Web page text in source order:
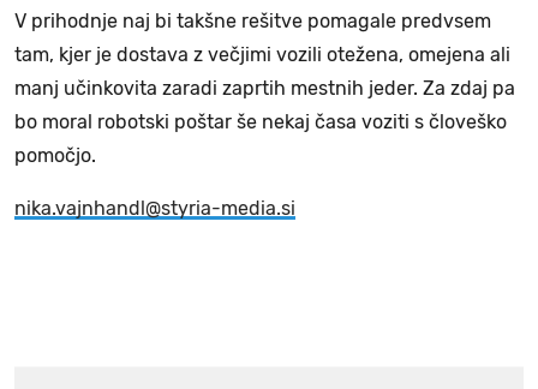
V prihodnje naj bi takšne rešitve pomagale predvsem
tam, kjer je dostava z večjimi vozili otežena, omejena ali
manj učinkovita zaradi zaprtih mestnih jeder. Za zdaj pa
bo moral robotski poštar še nekaj časa voziti s človeško
pomočjo.
nika.vajnhandl@styria-media.si